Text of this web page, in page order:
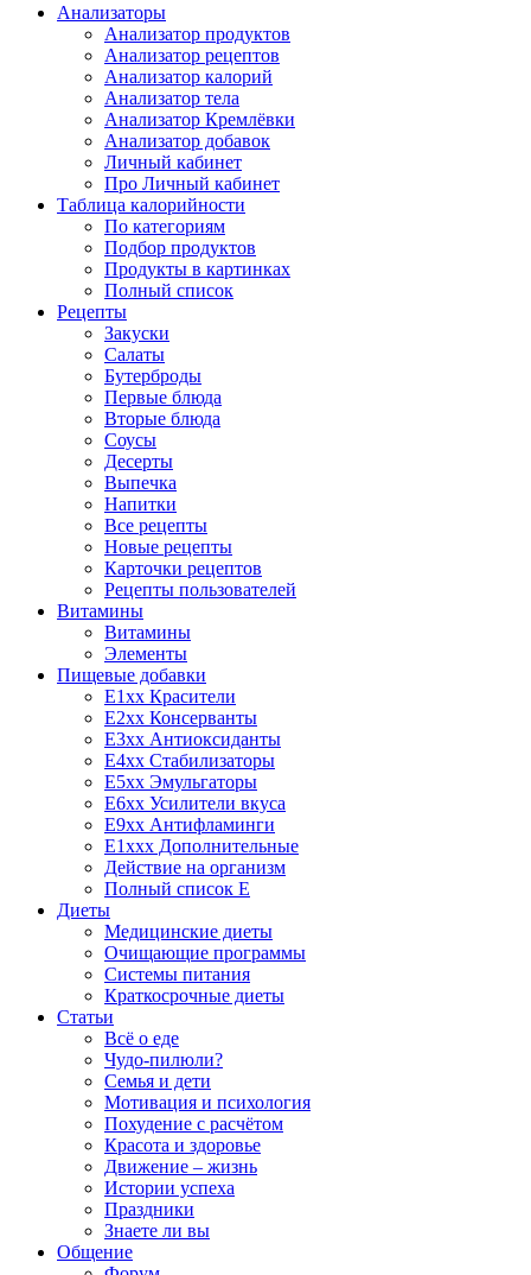
Анализаторы
Анализатор продуктов
Анализатор рецептов
Анализатор калорий
Анализатор тела
Анализатор Кремлёвки
Анализатор добавок
Личный кабинет
Про Личный кабинет
Таблица калорийности
По категориям
Подбор продуктов
Продукты в картинках
Полный список
Рецепты
Закуски
Салаты
Бутерброды
Первые блюда
Вторые блюда
Соусы
Десерты
Выпечка
Напитки
Все рецепты
Новые рецепты
Карточки рецептов
Рецепты пользователей
Витамины
Витамины
Элементы
Пищевые добавки
E1xx Красители
E2xx Консерванты
E3xx Антиоксиданты
E4xx Стабилизаторы
E5xx Эмульгаторы
E6xx Усилители вкуса
E9xx Антифламинги
E1xxx Дополнительные
Действие на организм
Полный список E
Диеты
Медицинские диеты
Очищающие программы
Системы питания
Краткосрочные диеты
Статьи
Всё о еде
Чудо-пилюли?
Семья и дети
Мотивация и психология
Похудение с расчётом
Красота и здоровье
Движение – жизнь
Истории успеха
Праздники
Знаете ли вы
Общение